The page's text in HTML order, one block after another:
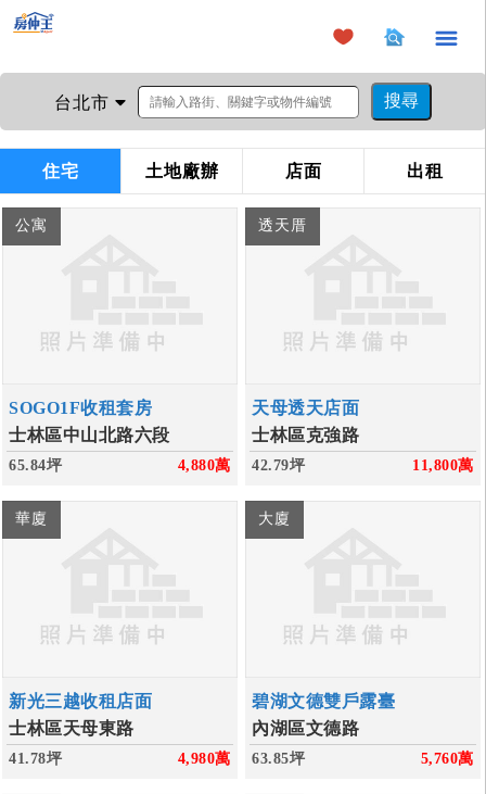
×
台北市
住宅 土地廠辦 店面 出租
公寓
SOGO1F收租套房
士林區中山北路六段
65.84坪 4,880萬
透天厝
天母透天店面
士林區克強路
42.79坪 11,800萬
華廈
新光三越收租店面
士林區天母東路
41.78坪 4,980萬
大廈
碧湖文德雙戶露臺
內湖區文德路
63.85坪 5,760萬